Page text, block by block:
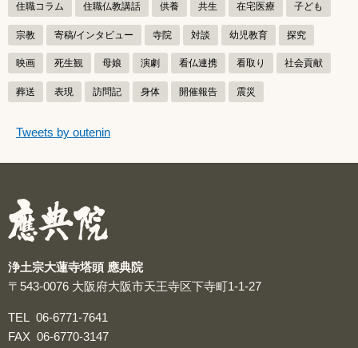
住職コラム 住職仏教講話 供養 共生 在宅医療 子ども
宗教 寄稿/インタビュー 寺院 対談 幼児教育 探究
映画 死生観 母娘 演劇 看仏連携 看取り 社会貢献
葬送 表現 訪問記 身体 開催報告 震災
つぶやき
つぶやきをスキップする
Tweets by outenin
浄土宗大蓮寺塔頭 應典院
〒543-0076 大阪府大阪市天王寺区下寺町1-1-27
TEL 06-6771-7641
FAX 06-6770-3147